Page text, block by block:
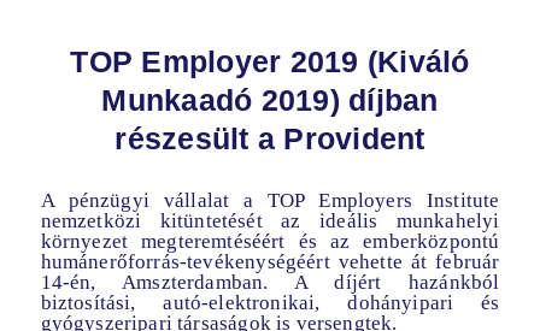
TOP Employer 2019 (Kiváló
Munkaadó 2019) díjban
részesült a Provident
A pénzügyi vállalat a TOP Employers Institute
nemzetközi kitüntetését az ideális munkahelyi
környezet megteremtéséért és az emberközpontú
humánerőforrás-tevékenységéért vehette át február
14-én, Amszterdamban. A díjért hazánkból
biztosítási, autó-elektronikai, dohányipari és
gyógyszeripari társaságok is versengtek.